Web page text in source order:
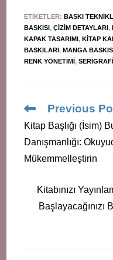
ETIKETLER:BASKI
BASKISI, ÇIZIM DETAYLARI,
KAPAK TASARIMI, KITAP
BASKILARI, MANGA
RENK YÖNETIMI,
Read
more
articles
Previous
Kitap Başlığı (İsim)
Danışmanlığı:
Mükemmelleştirin
Kitabınızı
Başlayacağınızı